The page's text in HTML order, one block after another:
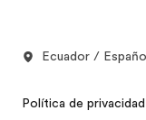
Ecuador /
Política de privacidad